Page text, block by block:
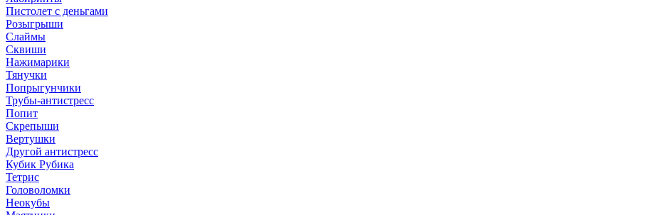
Пистолет с деньгами
Розыгрыши
Слаймы
Сквиши
Нажимарики
Тянучки
Попрыгунчики
Трубы-антистресс
Попит
Скрепыши
Вертушки
Другой антистресс
Кубик Рубика
Тетрис
Головоломки
Неокубы